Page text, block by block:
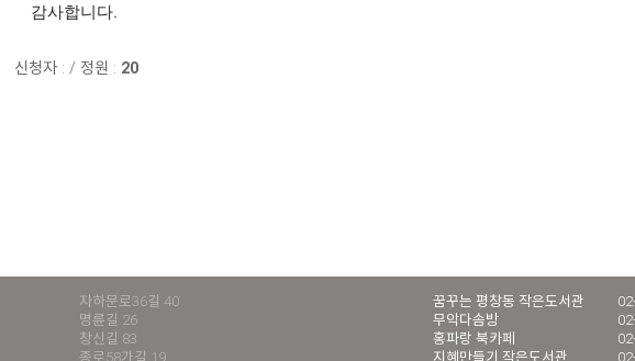
감사합니다.
신청자 : / 정원 : 20
자하문로36길 40
명륜길 26
창신길 83
종로58가길 19
꿈꾸는 평창동 작은도서관
무악다솜방
홍파랑 북카페
지혜만들기 작은도서관